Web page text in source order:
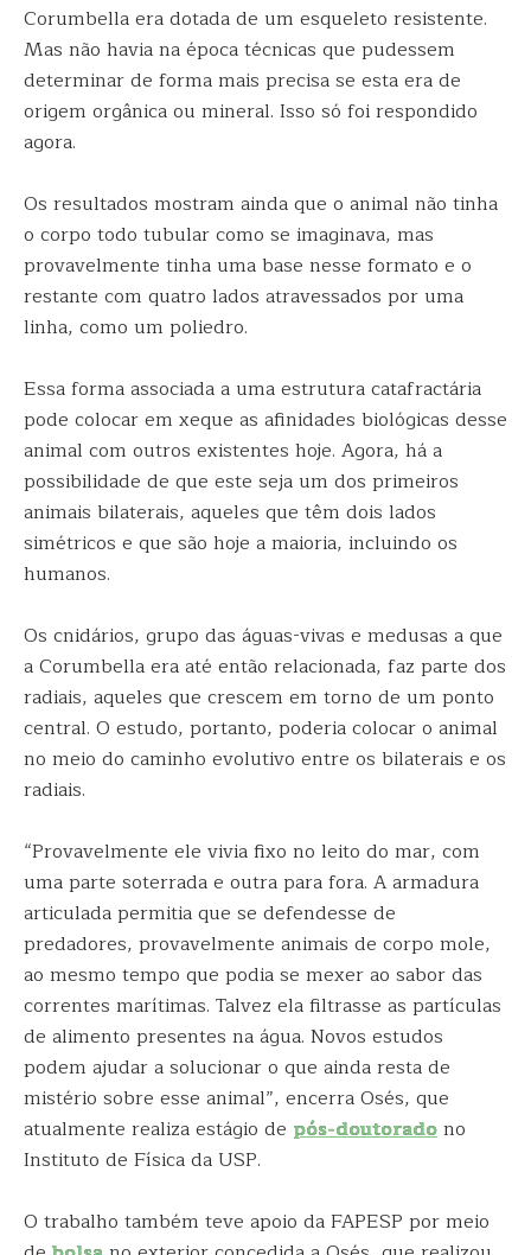
Corumbella era dotada de um esqueleto resistente.
Mas não havia na época técnicas que pudessem
determinar de forma mais precisa se esta era de
origem orgânica ou mineral. Isso só foi respondido
agora.
Os resultados mostram ainda que o animal não tinha
o corpo todo tubular como se imaginava, mas
provavelmente tinha uma base nesse formato e o
restante com quatro lados atravessados por uma
linha, como um poliedro.
Essa forma associada a uma estrutura catafractária
pode colocar em xeque as afinidades biológicas desse
animal com outros existentes hoje. Agora, há a
possibilidade de que este seja um dos primeiros
animais bilaterais, aqueles que têm dois lados
simétricos e que são hoje a maioria, incluindo os
humanos.
Os cnidários, grupo das águas-vivas e medusas a que
a Corumbella era até então relacionada, faz parte dos
radiais, aqueles que crescem em torno de um ponto
central. O estudo, portanto, poderia colocar o animal
no meio do caminho evolutivo entre os bilaterais e os
radiais.
“Provavelmente ele vivia fixo no leito do mar, com
uma parte soterrada e outra para fora. A armadura
articulada permitia que se defendesse de
predadores, provavelmente animais de corpo mole,
ao mesmo tempo que podia se mexer ao sabor das
correntes marítimas. Talvez ela filtrasse as partículas
de alimento presentes na água. Novos estudos
podem ajudar a solucionar o que ainda resta de
mistério sobre esse animal”, encerra Osés, que
atualmente realiza estágio de pós-doutoradono
Instituto de Física da USP.
O trabalho também teve apoio da FAPESP por meio